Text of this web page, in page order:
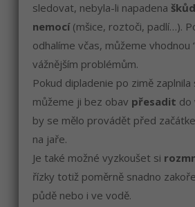
sledovat, nebyla-li napadena
nemocí(mšice, roztoči, padlí…).
odhalíme včas, můžeme vhodnou
vážnějším problémům.
Pokud dipladenie po zimě zaplnila
můžeme ji bez obav přesadit do
by se mělo provádět před
na jaře.
Je také možné vyzkoušet si
řízky totiž poměrně snadno
půdě nebo i ve vodě.